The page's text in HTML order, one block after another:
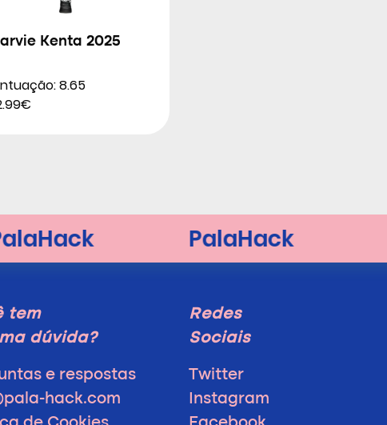
Kenta 2025
8.65
tem
dúvida?
e respostas
hack.com
Redes
Sociais
Twitter
Instagram